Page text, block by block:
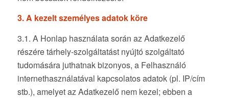
3. A kezelt személyes adatok köre
3.1. A Honlap használata során az Adatkezelő
részére tárhely-szolgáltatást nyújtó szolgáltató
tudomására juthatnak bizonyos, a Felhasználó
internethasználatával kapcsolatos adatok (pl. IP/cím
stb.), amelyet az Adatkezelő nem kezel; ebben a